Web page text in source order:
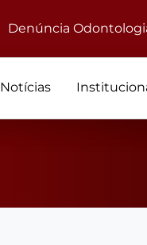
Denúncia
Notícias